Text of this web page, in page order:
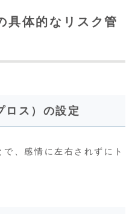
具体的なリスク管
ス）の設定
、感情に左右されずにト